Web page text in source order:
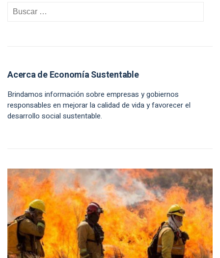
Acerca de Economía Sustentable
Brindamos información sobre empresas y gobiernos
responsables en mejorar la calidad de vida y favorecer el
desarrollo social sustentable.